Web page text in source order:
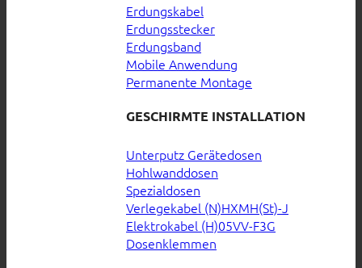
Erdungskabel
Erdungsstecker
Erdungsband
Mobile Anwendung
Permanente Montage
GESCHIRMTE INSTALLATION
Unterputz Gerätedosen
Hohlwanddosen
Spezialdosen
Verlegekabel (N)HXMH(St)-J
Elektrokabel (H)05VV-F3G
Dosenklemmen